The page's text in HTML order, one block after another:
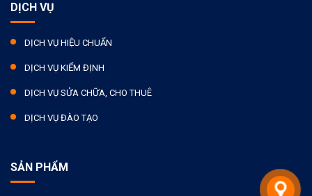
DỊCH VỤ
DỊCH VỤ HIỆU CHUẨN
DỊCH VỤ KIỂM ĐỊNH
DỊCH VỤ SỬA CHỮA, CHO THUÊ
DỊCH VỤ ĐÀO TẠO
SẢN PHẨM